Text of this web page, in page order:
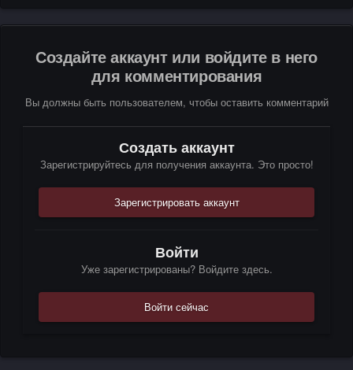
Создайте аккаунт или войдите в него
для комментирования
Вы должны быть пользователем, чтобы оставить комментарий
Создать аккаунт
Зарегистрируйтесь для получения аккаунта. Это просто!
Зарегистрировать аккаунт
Войти
Уже зарегистрированы? Войдите здесь.
Войти сейчас